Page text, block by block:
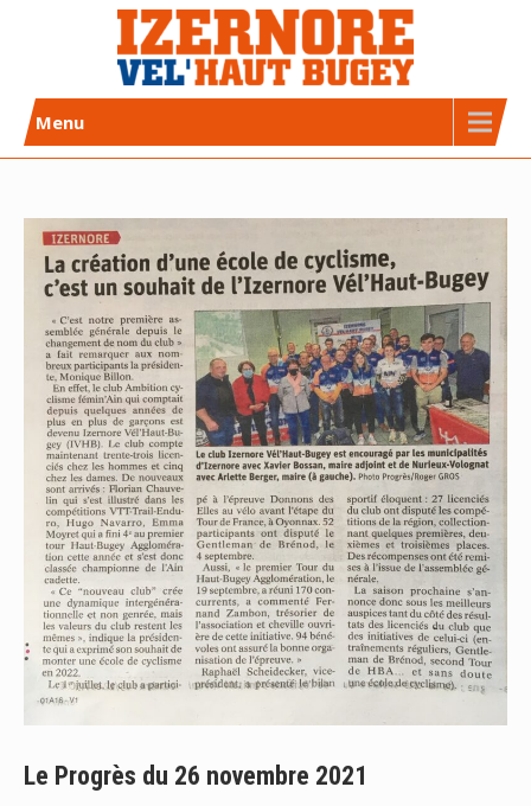
Izernore Vel’Haut Bugey
CLUB DE CYCLISME AFFILIÉ FFC
Menu
Le Progrès du 26 novembre 2021